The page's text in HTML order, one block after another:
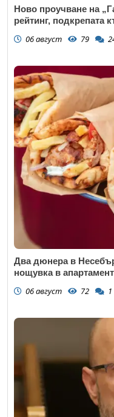
Ново проучване на
рейтинг, подкрепата
06 август 79
Два дюнера в
нощувка в
06 август 72 1